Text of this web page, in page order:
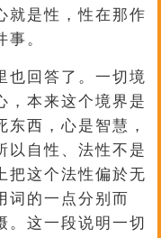
就是性，性在那作
。
也回答了。一切境
，本来这个境界是
西，心是智慧，
以自性、法性不是
把这个法性偏於无
词的一点分别而
。这一段说明一切